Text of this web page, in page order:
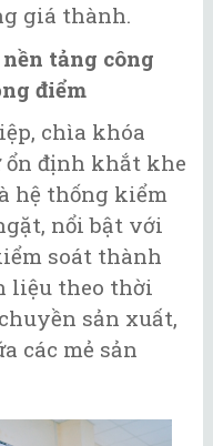
giá thành.
tảng công
điểm
chìa khóa
định khắt khe
hệ thống kiểm
nổi bật với
soát thành
liệu theo thời
sản xuất,
các mẻ sản